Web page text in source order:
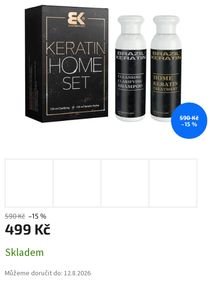
590 Kč
–15 %
590 Kč –15 %
499 Kč
cena:
Skladem
Můžeme doručit do: 12.8.2026